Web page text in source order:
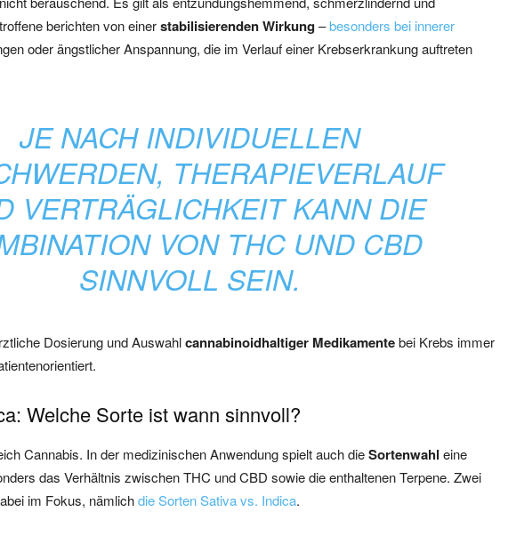
berichten von einerstabilisierenden Wirkung–besonders bei innerer
oder ängstlicher Anspannung, die im Verlauf einer Krebserkrankung auftreten
JE NACH INDIVIDUELLEN
THERAPIEVERLAUF
VERTRÄGLICHKEIT KANN DIE
VON THC UND CBD
SINNVOLL SEIN.
Dosierung und Auswahlcannabinoidhaltiger Medikamentebei Krebs immer
Welche Sorte ist wann sinnvoll?
Cannabis. In der medizinischen Anwendung spielt auch dieSortenwahl eine
das Verhältnis zwischen THC und CBD sowie die enthaltenen Terpene. Zwei
im Fokus, nämlichdie Sorten Sativa vs. Indica.